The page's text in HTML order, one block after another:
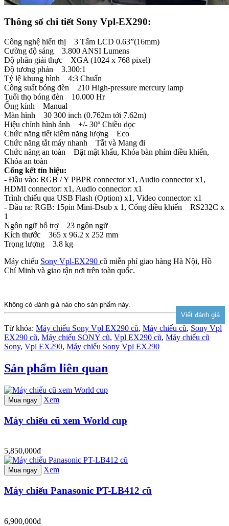
Thông số chi tiết Sony Vpl-EX290:
Công nghệ hiển thị 3 Tấm LCD 0.63”(16mm)
Cường độ sáng 3.800 ANSI Lumens
Độ phân giải thực XGA (1024 x 768 pixel)
Độ tương phản 3.300:1
Tỷ lệ khung hình 4:3 Chuẩn
Công suất bóng đèn 210 High-pressure mercury lamp
Tuổi thọ bóng đèn 10.000 Hr
Ống kính Manual
Màn hình 30 300 inch (0.762m tới 7.62m)
Hiệu chỉnh hình ảnh +/- 30º Chiều dọc
Chức năng tiết kiêm năng lượng Eco
Chức năng tắt máy nhanh Tắt và Mang đi
Chức năng an toàn Đặt mật khẩu, Khóa bàn phím điều khiển,
Khóa an toàn
Cổng kết tín hiệu:
- Đầu vào: RGB / Y PBPR connector x1, Audio connector x1,
HDMI connector: x1, Audio connector: x1
Trình chiếu qua USB Flash (Option) x1, Video connector: x1
- Đầu ra: RGB: 15pin Mini-Dsub x 1, Cổng điều khiển RS232C x
1
Ngôn ngữ hỗ trợ 23 ngôn ngữ
Kích thước 365 x 96.2 x 252 mm
Trọng lượng 3.8 kg
Máy chiếu Sony Vpl-EX290 cũ miễn phí giao hàng Hà Nội, Hồ
Chí Minh và giao tận nơi trên toàn quốc.
Không có đánh giá nào cho sản phẩm này.
Từ khóa: Máy chiếu Sony Vpl EX290 cũ, Máy chiếu cũ, Sony Vpl
EX290 cũ, Máy chiếu SONY cũ, Vpl EX290 cũ, Máy chiếu cũ
Sony, Vpl EX290, Máy chiếu Sony Vpl EX290
Sản phẩm liên quan
Mua ngay Xem
Máy chiếu cũ xem World cup
5,850,000đ
Mua ngay Xem
Máy chiếu Panasonic PT-LB412 cũ
6,900,000đ